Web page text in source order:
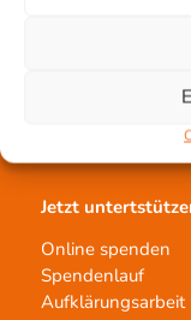
Transplantat
Jetzt
Online spenden
Spendenlauf
Aufklärungsarbeit